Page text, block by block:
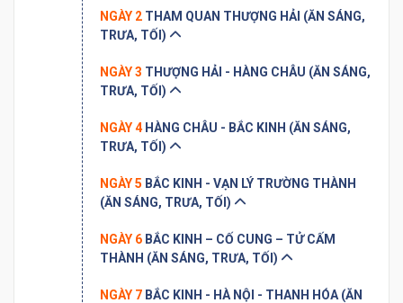
NGÀY 2 THAM QUAN THƯỢNG HẢI (ĂN SÁNG,
TRƯA, TỐI)
NGÀY 3 THƯỢNG HẢI - HÀNG CHÂU (ĂN SÁNG,
TRƯA, TỐI)
NGÀY 4HÀNG CHÂU - BẮC KINH (ĂN SÁNG,
TRƯA, TỐI)
NGÀY 5 BẮC KINH - VẠN LÝ TRƯỜNG THÀNH
(ĂN SÁNG, TRƯA, TỐI)
NGÀY 6 BẮC KINH – CỐ CUNG – TỬ CẤM
THÀNH (ĂN SÁNG, TRƯA, TỐI)
NGÀY 7 BẮC KINH - HÀ NỘI - THANH HÓA (ĂN